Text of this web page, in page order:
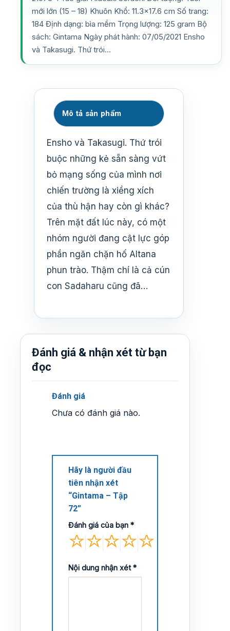
mới lớn (15 – 18) Khuôn Khổ: 11.3×17.6 cm Số trang:
184 Định dạng: bìa mềm Trọng lượng: 125 gram Bộ
sách: Gintama Ngày phát hành: 07/05/2021 Ensho
và Takasugi. Thứ trói…
Mô tả sản phẩm
Ensho và Takasugi. Thứ trói
buộc những kẻ sẵn sàng vứt
bỏ mạng sống của mình nơi
chiến trường là xiềng xích
của thù hận hay còn gì khác?
Trên mặt đất lúc này, có một
nhóm người đang cật lực góp
phần ngăn chặn hố Altana
phun trào. Thậm chí là cả cún
con Sadaharu cũng đã…
Đánh giá & nhận xét từ bạn
đọc
Đánh giá
Chưa có đánh giá nào.
Hãy là người đầu
tiên nhận xét
“Gintama – Tập
72”
Đánh giá của bạn *
Nội dung nhận xét*